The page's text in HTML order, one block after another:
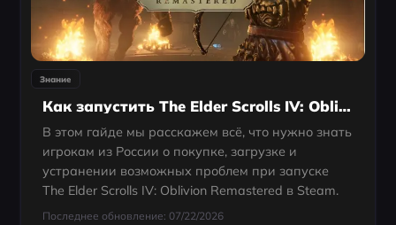
Знание
Как запустить The Elder Scrolls IV: Oblivion Remastered в Steam
В этом гайде мы расскажем всё, что нужно знать
игрокам из России о покупке, загрузке и
устранении возможных проблем при запуске
The Elder Scrolls IV: Oblivion Remastered в Steam.
Последнее обновление: 07/22/2026